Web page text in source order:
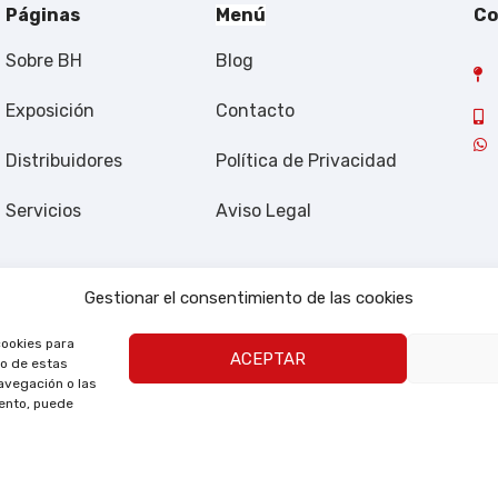
Gestionar el consentimiento de las cookies
para
de estas
o las
puede
ACEPTAR
Páginas
Sobre BH
Exposición
Distribuidores
Servicios
Menú
Blog
Contacto
Política de Privacidad
Aviso Legal